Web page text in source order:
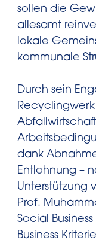
sollen die
allesamt
lokale
kommunale
Durch sein
dank
Entlohnung –
Unterstützung
Prof.
Social
Business